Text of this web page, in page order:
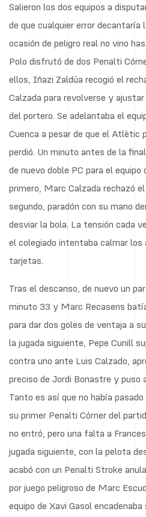
Salieron los dos equipos a
de que cualquier error decantaría
ocasión de peligro real no vino
Polo disfrutó de dos Penalti
ellos, Iñazi Zaldúa recogió el
Calzada para revolverse y
del portero. Se adelantaba el
Cuenca a pesar de que el Atlètic
perdió. Un minuto antes de la
de nuevo doble PC para el equipo
primero, Marc Calzada rechazó
segundo, paradón con su mano
desviar la bola. La tensión cada
el colegiado intentaba calmar los
tarjetas.
Tras el descanso, de nuevo un
minuto 33 y Marc Recasens
para dar dos goles de ventaja a
la jugada siguiente, Pepe Cunill
contra uno ante Luis Calzado,
preciso de Jordi Bonastre y
Tanto es así que no había
su primer Penalti Córner del
no entró, pero una falta a
jugada siguiente, con la pelota
acabó con un Penalti Stroke
por juego peligroso de Marc
equipo de Xavi Gasol